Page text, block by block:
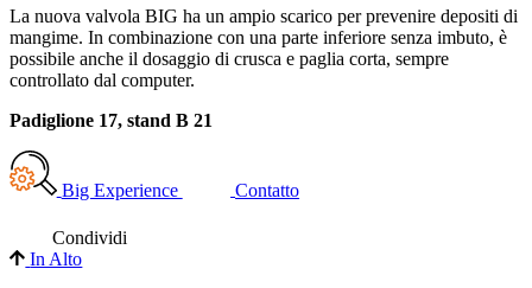
La nuova valvola BIG ha un ampio scarico per prevenire depositi di
mangime. In combinazione con una parte inferiore senza imbuto, è
possibile anche il dosaggio di crusca e paglia corta, sempre
controllato dal computer.
Padiglione 17, stand B 21
Big Experience Contatto
Condividi
In Alto